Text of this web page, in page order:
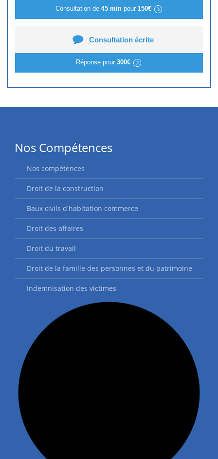
Consultation de 45 minpour 150€
Consultation écrite
Réponse pour 300€
Nos Compétences
Nos compétences
Droit de la construction
Baux civils d'habitation commerce
Droit des affaires
Droit du travail
Droit de la famille des personnes et du patrimoine
Indemnisation des victimes